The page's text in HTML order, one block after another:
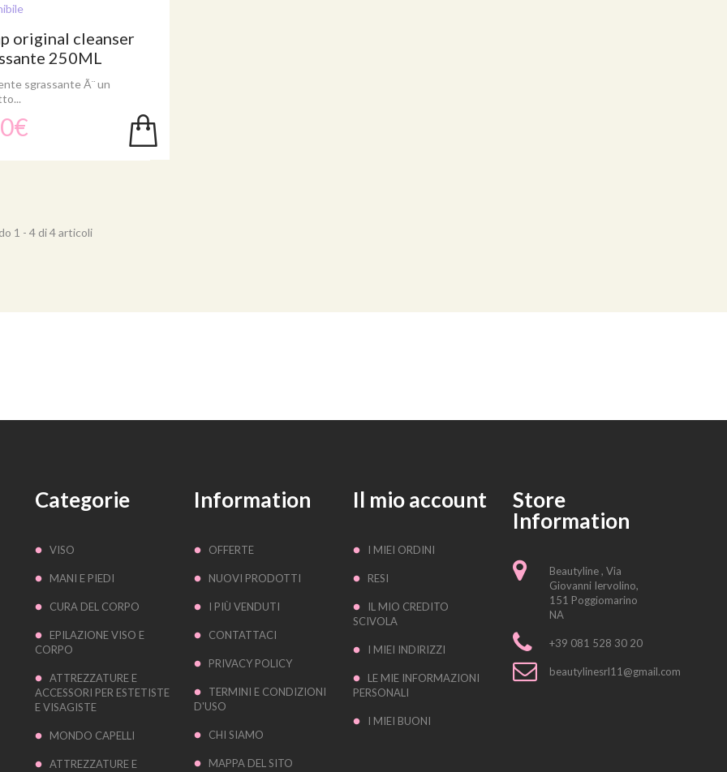
original cleanser
250ML
sgrassante Ã¨ un
1 - 4 di 4 articoli
Categorie
VISO
MANI E PIEDI
CURA DEL CORPO
EPILAZIONE VISO E
CORPO
ATTREZZATURE E
ACCESSORI PER ESTETISTE
E VISAGISTE
MONDO CAPELLI
ATTREZZATURE E
Information
OFFERTE
NUOVI PRODOTTI
I PIÙ VENDUTI
CONTATTACI
PRIVACY POLICY
TERMINI E CONDIZIONI
D'USO
CHI SIAMO
MAPPA DEL SITO
Il mio account
I MIEI ORDINI
RESI
IL MIO CREDITO
SCIVOLA
I MIEI INDIRIZZI
LE MIE INFORMAZIONI
PERSONALI
I MIEI BUONI
Store
Information
Beautyline , Via
Giovanni Iervolino,
151 Poggiomarino
NA
+39 081 528 30 20
beautylinesrl11@gmail.com